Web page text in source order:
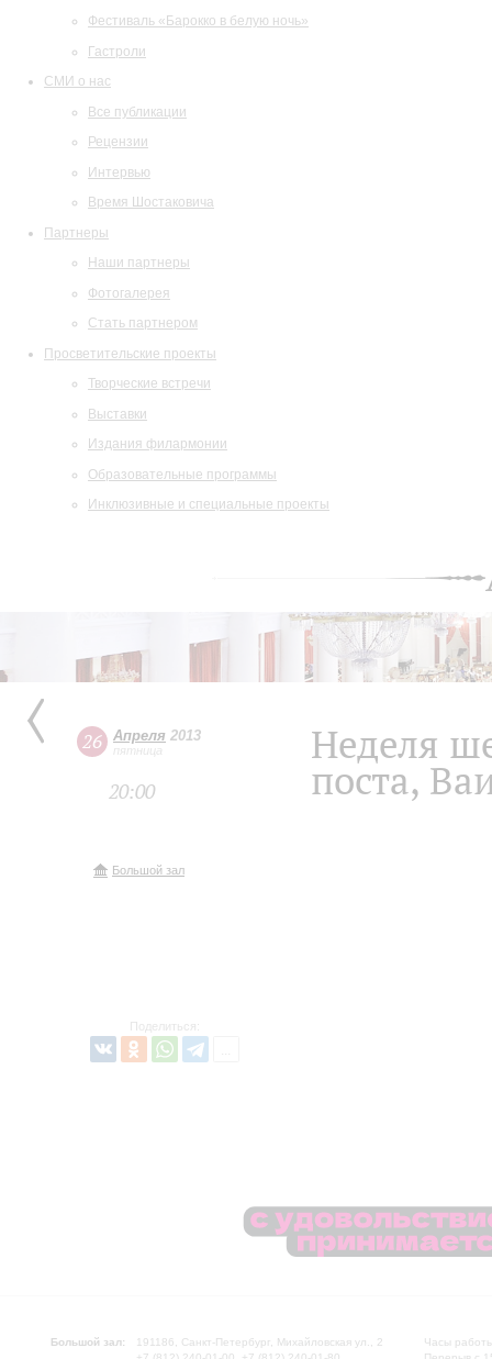
Фестиваль «Барокко в белую ночь»
Гастроли
СМИ о нас
Все публикации
Рецензии
Интервью
Время Шостаковича
Партнеры
Наши партнеры
Фотогалерея
Стать партнером
Просветительские проекты
Творческие встречи
Выставки
Издания филармонии
Образовательные программы
Инклюзивные и специальные проекты
26 Апреля 2013
пятница
20:00
Большой зал
Поделиться:
Неделя
поста,
Большой зал:
191186, Санкт-Петербург, Михайловская ул., 2
Часы